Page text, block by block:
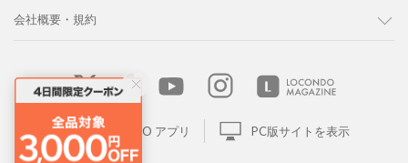
会社概要・規約
LOCONDO アプリ PC版サイトを表示